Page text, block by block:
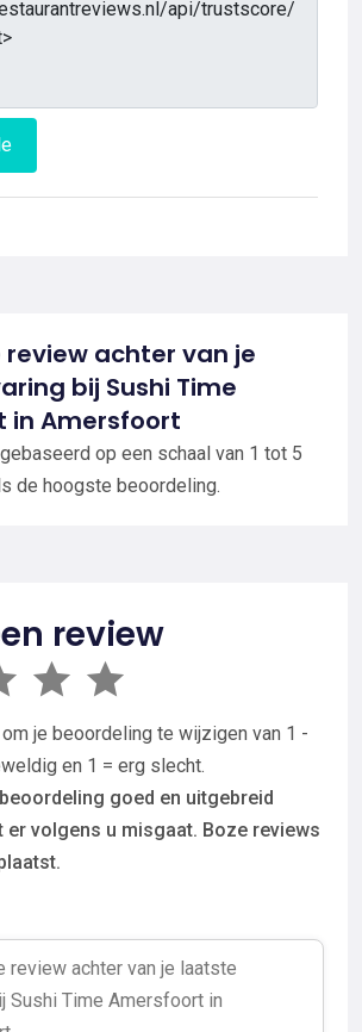
review achter van je
bij Sushi Time
in Amersfoort
op een schaal van 1 tot 5
de hoogste beoordeling.
review
je beoordeling te wijzigen van 1 -
en 1 = erg slecht.
goed en uitgebreid
er volgens u misgaat. Boze reviews